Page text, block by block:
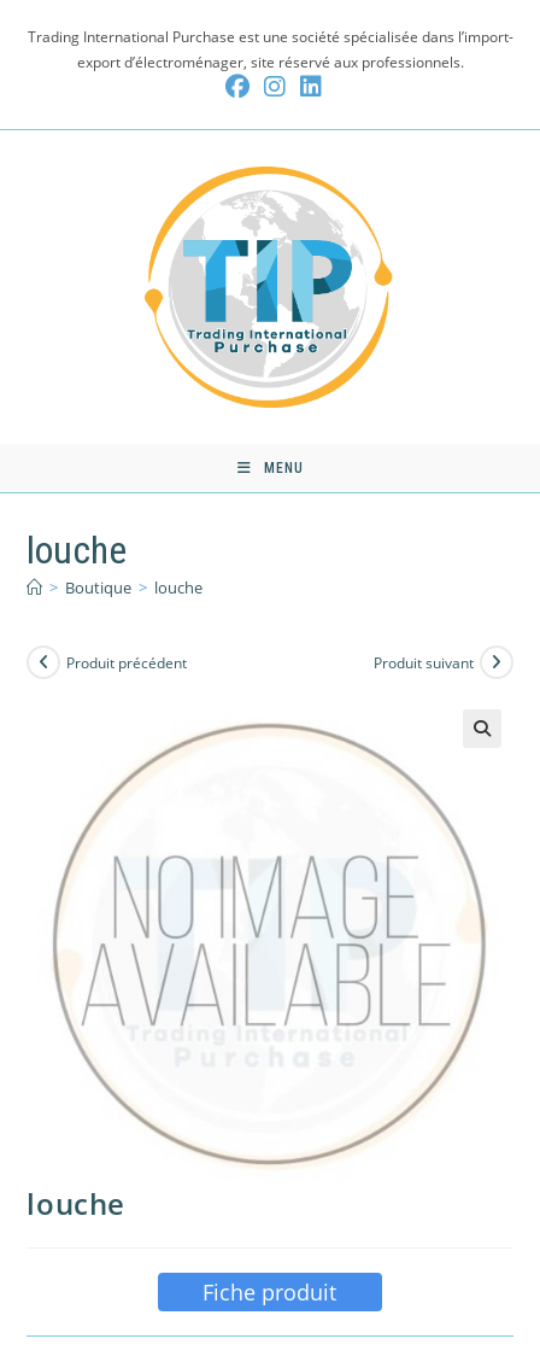
Trading International Purchase est une société spécialisée dans l’import-
export d’électroménager, site réservé aux professionnels.
MENU
louche
> Boutique > louche
Produit précédent Produit suivant
louche
Fiche produit